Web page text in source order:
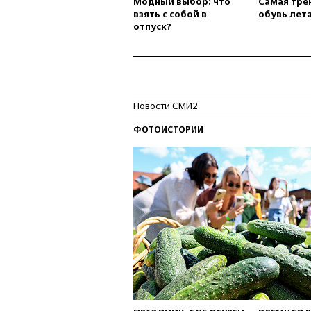
взять с собой в
отпуск?
обувь
Новости СМИ2
ФОТОИСТОРИИ